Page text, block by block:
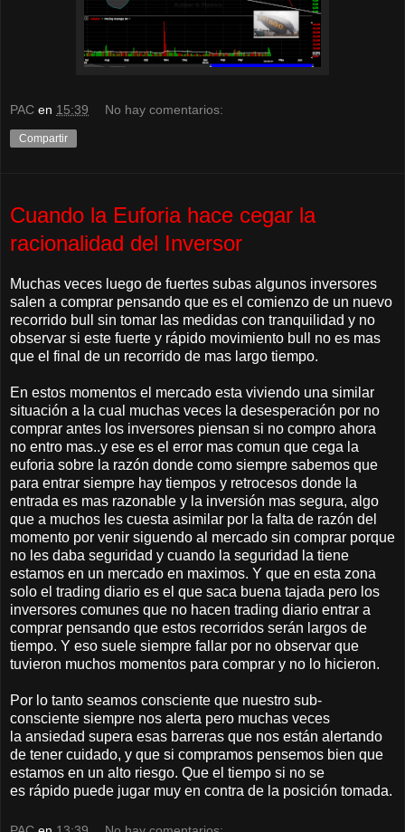
PAC en 15:39 No hay comentarios:
Compartir
Cuando la Euforia hace cegar la
racionalidad del Inversor
Muchas veces luego de fuertes subas algunos inversores
salen a comprar pensando que es el comienzo de un nuevo
recorrido bull sin tomar las medidas con tranquilidad y no
observar si este fuerte y rápido movimiento bull no es mas
que el final de un recorrido de mas largo tiempo.
En estos momentos el mercado esta viviendo una similar
situación a la cual muchas veces la desesperación por no
comprar antes los inversores piensan si no compro ahora
no entro mas..y ese es el error mas comun que cega la
euforia sobre la razón donde como siempre sabemos que
para entrar siempre hay tiempos y retrocesos donde la
entrada es mas razonable y la inversión mas segura, algo
que a muchos les cuesta asimilar por la falta de razón del
momento por venir siguendo al mercado sin comprar porque
no les daba seguridad y cuando la seguridad la tiene
estamos en un mercado en maximos. Y que en esta zona
solo el trading diario es el que saca buena tajada pero los
inversores comunes que no hacen trading diario entrar a
comprar pensando que estos recorridos serán largos de
tiempo. Y eso suele siempre fallar por no observar que
tuvieron muchos momentos para comprar y no lo hicieron.
Por lo tanto seamos consciente que nuestro sub-
consciente siempre nos alerta pero muchas veces
la ansiedad supera esas barreras que nos están alertando
de tener cuidado, y que si compramos pensemos bien que
estamos en un alto riesgo. Que el tiempo si no se
es rápido puede jugar muy en contra de la posición tomada.